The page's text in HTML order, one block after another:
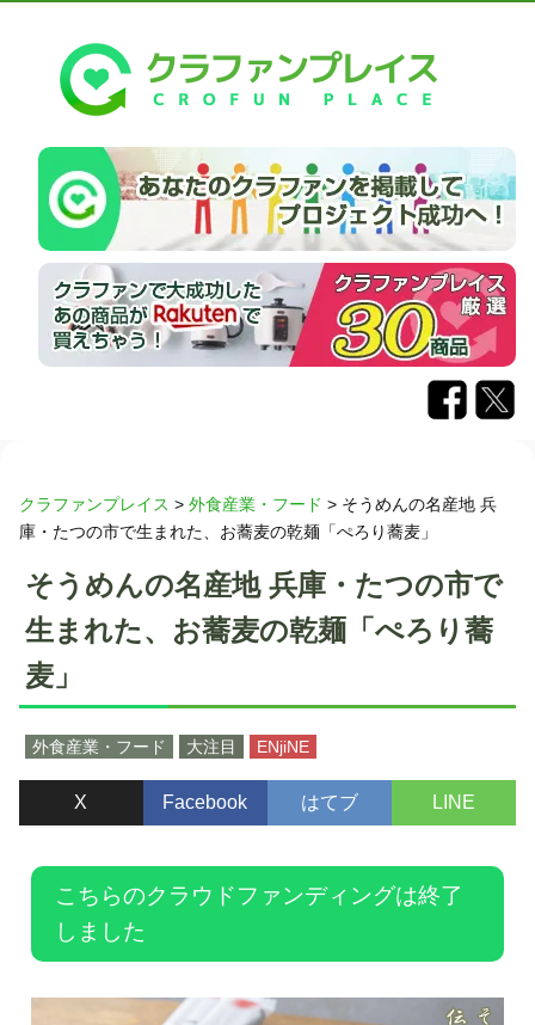
クラファンプレイス > 外食産業・フード > そうめんの名産地 兵
庫・たつの市で生まれた、お蕎麦の乾麺「ぺろり蕎麦」
そうめんの名産地 兵庫・たつの市で
生まれた、お蕎麦の乾麺「ぺろり蕎
麦」
外食産業・フード 大注目 ENjiNE
X Facebook はてブ LINE
こちらのクラウドファンディングは終了
しました